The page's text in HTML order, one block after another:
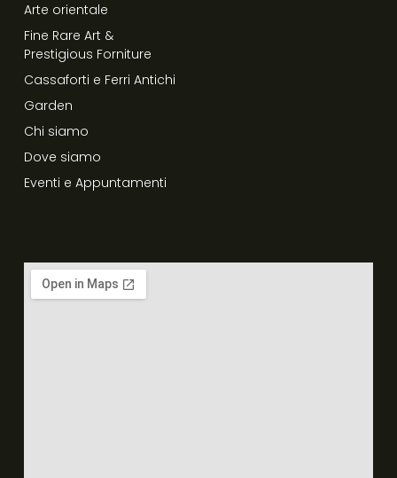
Arte orientale
Fine Rare Art &
Prestigious Forniture
Cassaforti e Ferri Antichi
Garden
Chi siamo
Dove siamo
Eventi e Appuntamenti